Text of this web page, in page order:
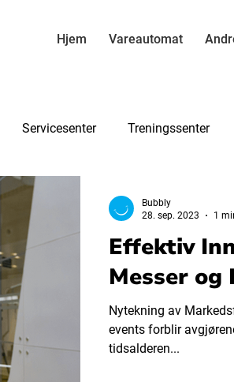
Hjem Vareautomat
Servicesenter Treningssenter
To knekken
Effektiv
Messer og
Nytekning av
events forblir
tidsalderen...
Bubbly
28. sep. 2023
1